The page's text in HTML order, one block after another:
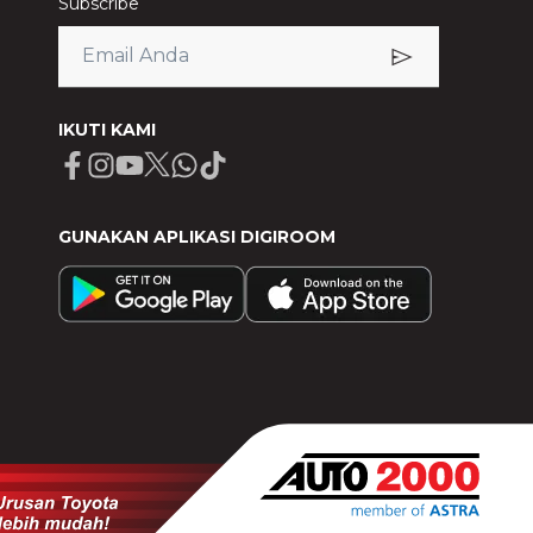
IKUTI KAMI
Facebook
Instagram
Youtube
X Whatsapp
Tiktok
GUNAKAN APLIKASI DIGIROOM